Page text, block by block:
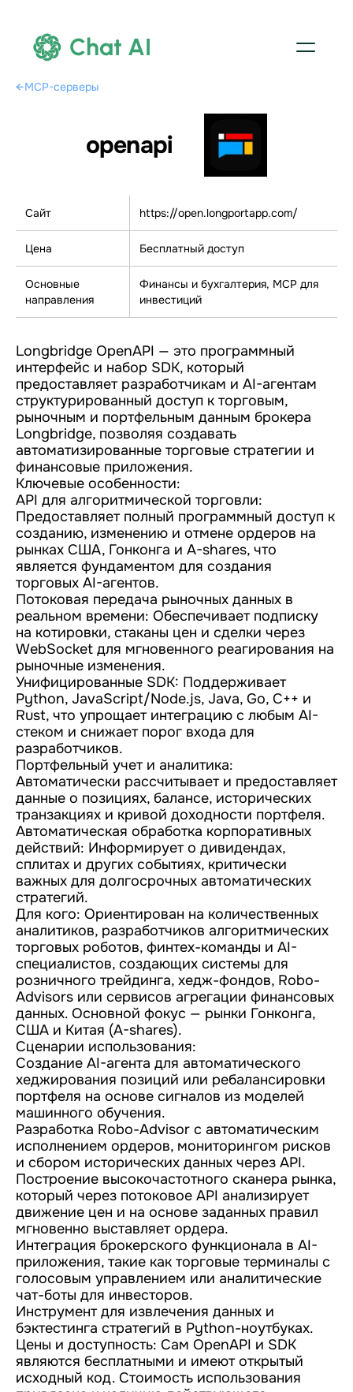
Chat AI
←MCP-серверы
openapi
Сайт https://open.longportapp.com/
Цена Бесплатный доступ
Основные
направления
Финансы и бухгалтерия, МСР для
инвестиций
Longbridge OpenAPI — это программный
интерфейс и набор SDK, который
предоставляет разработчикам и AI-агентам
структурированный доступ к торговым,
рыночным и портфельным данным брокера
Longbridge, позволяя создавать
автоматизированные торговые стратегии и
финансовые приложения.
Ключевые особенности:
API для алгоритмической торговли:
Предоставляет полный программный доступ к
созданию, изменению и отмене ордеров на
рынках США, Гонконга и A-shares, что
является фундаментом для создания
торговых AI-агентов.
Потоковая передача рыночных данных в
реальном времени: Обеспечивает подписку
на котировки, стаканы цен и сделки через
WebSocket для мгновенного реагирования на
рыночные изменения.
Унифицированные SDK: Поддерживает
Python, JavaScript/Node.js, Java, Go, C++ и
Rust, что упрощает интеграцию с любым AI-
стеком и снижает порог входа для
разработчиков.
Портфельный учет и аналитика:
Автоматически рассчитывает и предоставляет
данные о позициях, балансе, исторических
транзакциях и кривой доходности портфеля.
Автоматическая обработка корпоративных
действий: Информирует о дивидендах,
сплитах и других событиях, критически
важных для долгосрочных автоматических
стратегий.
Для кого: Ориентирован на количественных
аналитиков, разработчиков алгоритмических
торговых роботов, финтех-команды и AI-
специалистов, создающих системы для
розничного трейдинга, хедж-фондов, Robo-
Advisors или сервисов агрегации финансовых
данных. Основной фокус — рынки Гонконга,
США и Китая (A-shares).
Сценарии использования:
Создание AI-агента для автоматического
хеджирования позиций или ребалансировки
портфеля на основе сигналов из моделей
машинного обучения.
Разработка Robo-Advisor с автоматическим
исполнением ордеров, мониторингом рисков
и сбором исторических данных через API.
Построение высокочастотного сканера рынка,
который через потоковое API анализирует
движение цен и на основе заданных правил
мгновенно выставляет ордера.
Интеграция брокерского функционала в AI-
приложения, такие как торговые терминалы с
голосовым управлением или аналитические
чат-боты для инвесторов.
Инструмент для извлечения данных и
бэктестинга стратегий в Python-ноутбуках.
Цены и доступность: Сам OpenAPI и SDK
являются бесплатными и имеют открытый
исходный код. Стоимость использования